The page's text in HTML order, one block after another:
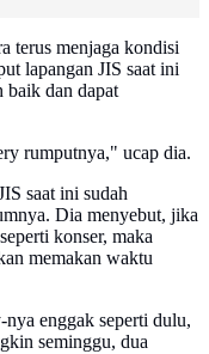
terus menjaga kondisi
lapangan JIS saat ini
baik dan dapat
rumputnya," ucap dia.
saat ini sudah
Dia menyebut, jika
konser, maka
memakan waktu
enggak seperti dulu,
seminggu, dua